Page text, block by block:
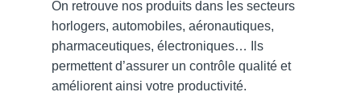
On retrouve nos produits dans les secteurs
horlogers, automobiles, aéronautiques,
pharmaceutiques, électroniques… Ils
permettent d’assurer un contrôle qualité et
améliorent ainsi votre productivité.